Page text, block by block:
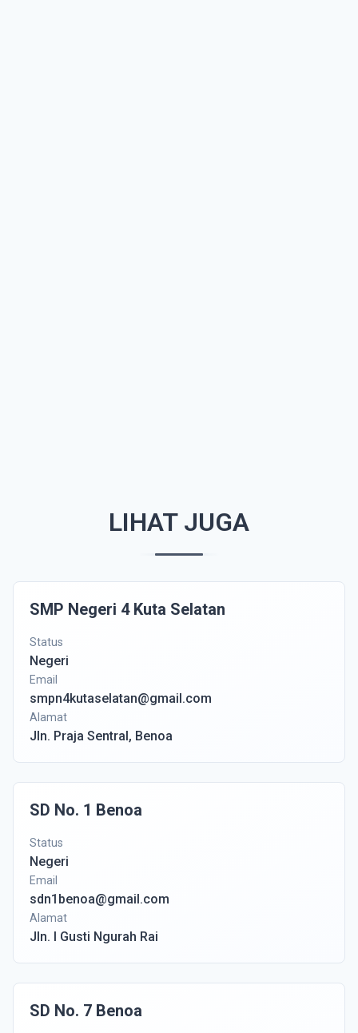
LIHAT JUGA
SMP Negeri 4 Kuta Selatan
Status
Negeri
Email
smpn4kutaselatan@gmail.com
Alamat
Jln. Praja Sentral, Benoa
SD No. 1 Benoa
Status
Negeri
Email
sdn1benoa@gmail.com
Alamat
Jln. I Gusti Ngurah Rai
SD No. 7 Benoa